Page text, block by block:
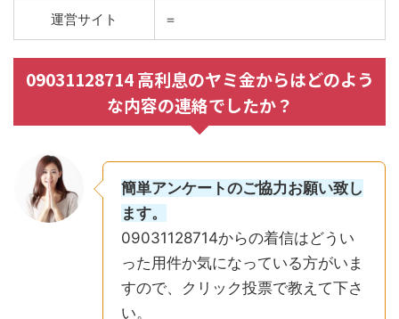
運営サイト ＝
09031128714 高利息のヤミ金からはどのよう
な内容の連絡でしたか？
簡単アンケートのご協力お願い致し
ます。
09031128714からの着信はどうい
った用件か気になっている方がいま
すので、クリック投票で教えて下さ
い。